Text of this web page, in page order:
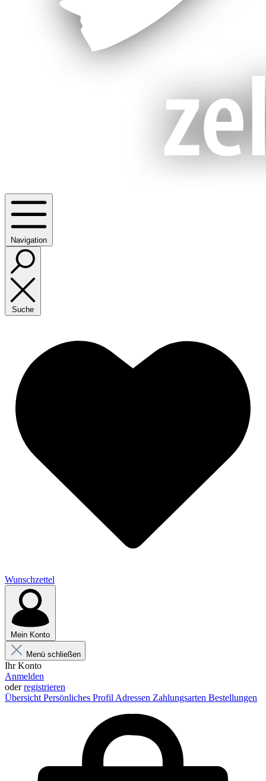
Navigation
Suche
Wunschzettel
Mein Konto
Menü schließen
Ihr Konto
Anmelden
oderregistrieren
Übersicht Persönliches Profil Adressen Zahlungsarten Bestellungen